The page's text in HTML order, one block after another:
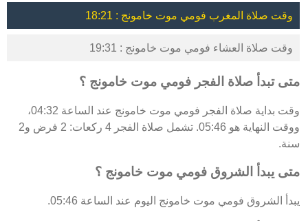
وقت صلاة المغرب فومي موت خامونج : 18:21
وقت صلاة العشاء فومي موت خامونج : 19:31
متى تبدأ صلاة الفجر فومي موت خامونج ؟
وقت بداية صلاة الفجر فومي موت خامونج عند الساعة 04:32،
ووقت النهاية هو 05:46. تشمل صلاة الفجر 4 ركعات: 2 فرض و2
سنة.
متى يبدأ الشروق فومي موت خامونج ؟
يبدأ الشروق فومي موت خامونج اليوم عند الساعة 05:46.